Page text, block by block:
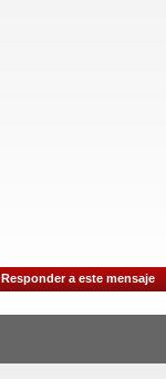
Responder a este mensaje